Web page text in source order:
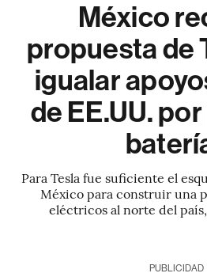
México
propuesta de
igualar
de EE.UU.
Para Tesla fue suficiente el
México para construir una
eléctricos al norte del
PUBLICIDAD